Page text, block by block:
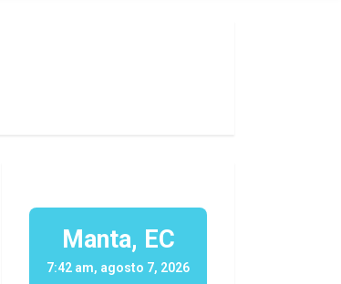
Manta, EC
7:42 am, agosto 7, 2026